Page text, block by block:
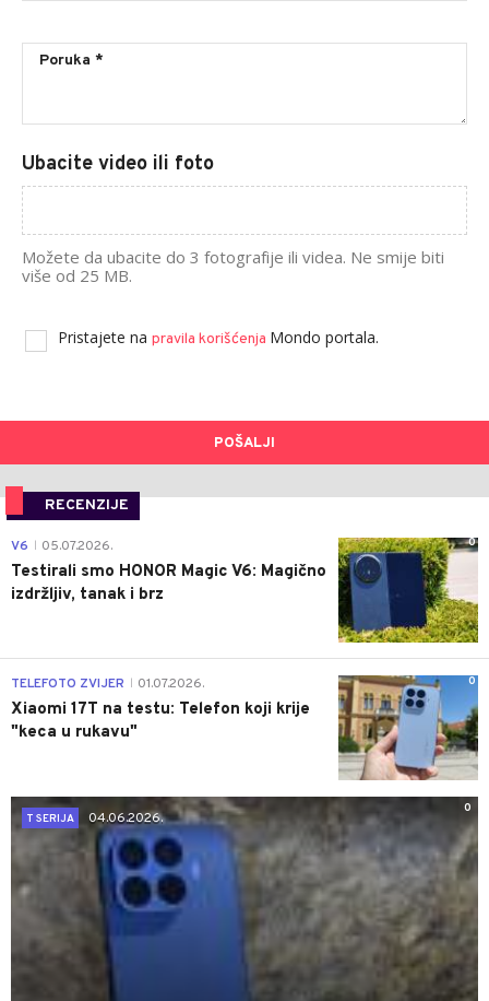
Ubacite video ili foto
Možete da ubacite do 3 fotografije ili videa. Ne smije biti
više od 25 MB.
Pristajete na pravila korišćenja Mondo portala.
POŠALJI
RECENZIJE
0
V6 05.07.2026.
Testirali smo HONOR Magic V6: Magično
izdržljiv, tanak i brz
0
TELEFOTO ZVIJER 01.07.2026.
Xiaomi 17T na testu: Telefon koji krije
"keca u rukavu"
0
T SERIJA
04.06.2026.